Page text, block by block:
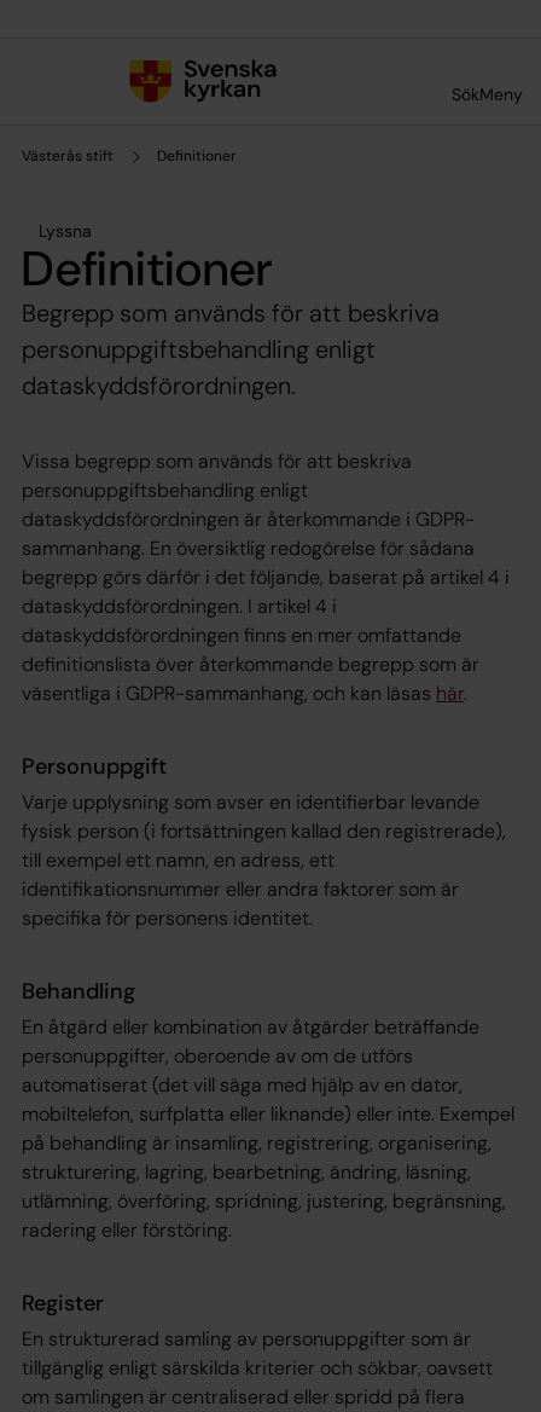
SökMeny
Västerås stift Definitioner
Lyssna
Definitioner
Begrepp som används för att beskriva
personuppgiftsbehandling enligt
dataskyddsförordningen.
Vissa begrepp som används för att beskriva
personuppgiftsbehandling enligt
dataskyddsförordningen är återkommande i GDPR-
sammanhang. En översiktlig redogörelse för sådana
begrepp görs därför i det följande, baserat på artikel 4 i
dataskyddsförordningen. I artikel 4 i
dataskyddsförordningen finns en mer omfattande
definitionslista över återkommande begrepp som är
väsentliga i GDPR-sammanhang, och kan läsas här.
Personuppgift
Varje upplysning som avser en identifierbar levande
fysisk person (i fortsättningen kallad den registrerade),
till exempel ett namn, en adress, ett
identifikationsnummer eller andra faktorer som är
specifika för personens identitet.
Behandling
En åtgärd eller kombination av åtgärder beträffande
personuppgifter, oberoende av om de utförs
automatiserat (det vill säga med hjälp av en dator,
mobiltelefon, surfplatta eller liknande) eller inte. Exempel
på behandling är insamling, registrering, organisering,
strukturering, lagring, bearbetning, ändring, läsning,
utlämning, överföring, spridning, justering, begränsning,
radering eller förstöring.
Register
En strukturerad samling av personuppgifter som är
tillgänglig enligt särskilda kriterier och sökbar, oavsett
om samlingen är centraliserad eller spridd på flera